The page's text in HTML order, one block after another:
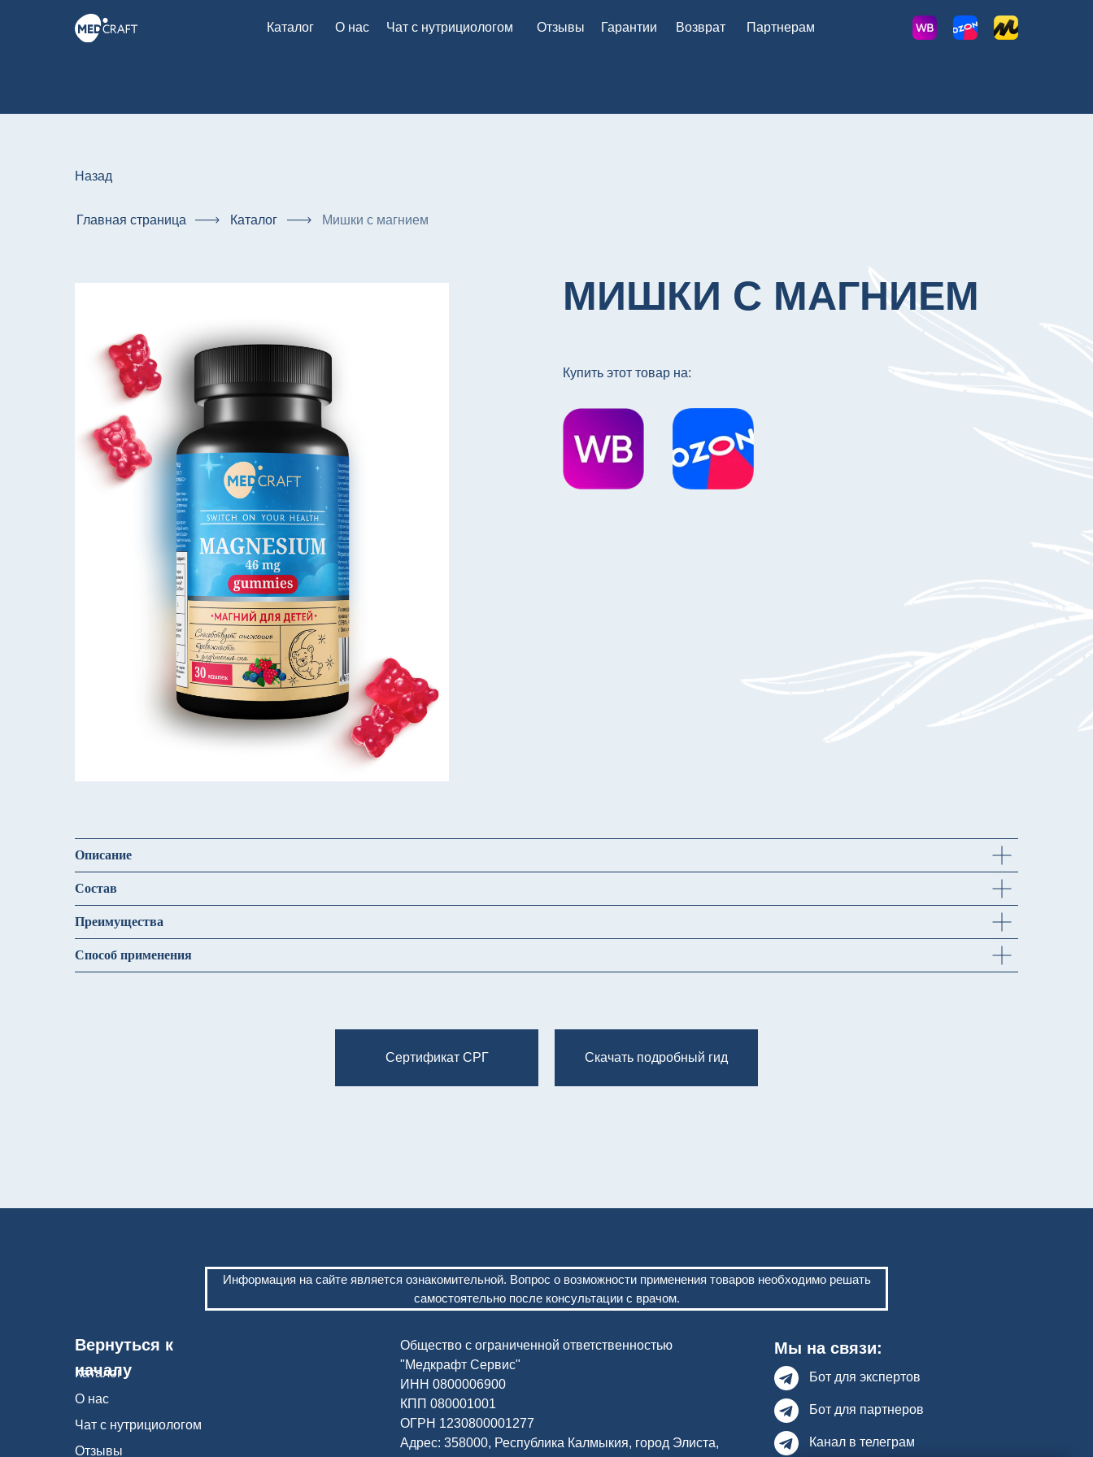
Гарантии Возврат Партнерам
Каталог О нас Чат с нутрициологом Отзывы
Назад
Главная страница Каталог Мишки с магнием
МИШКИ С МАГНИЕМ
Купить этот товар на:
Описание
Состав
Преимущества
Способ применения
Сертификат СРГ Скачать подробный гид
Вернуться к
началу
Каталог
О нас
Чат с нутрициологом
Отзывы
Мы на связи:
Общество с ограниченной ответственностью
"Медкрафт Сервис"
ИНН 0800006900
КПП 080001001
ОГРН 1230800001277
Адрес: 358000, Республика Калмыкия, город Элиста,
Бот для экспертов
Бот для партнеров
Канал в телеграм
Информация на сайте является ознакомительной. Вопрос о возможности применения товаров необходимо решать
самостоятельно после консультации с врачом.